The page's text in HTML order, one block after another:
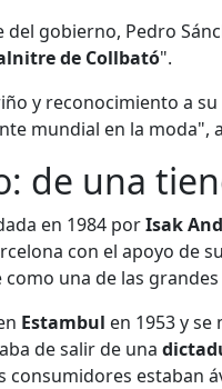
del gobierno, Pedro
de Collbató".
y reconocimiento a
mundial en la moda",
de una
en 1984 porIsak
con el apoyo de
como una de las
Estambul en 1953 y
de salir de una
consumidores estaban